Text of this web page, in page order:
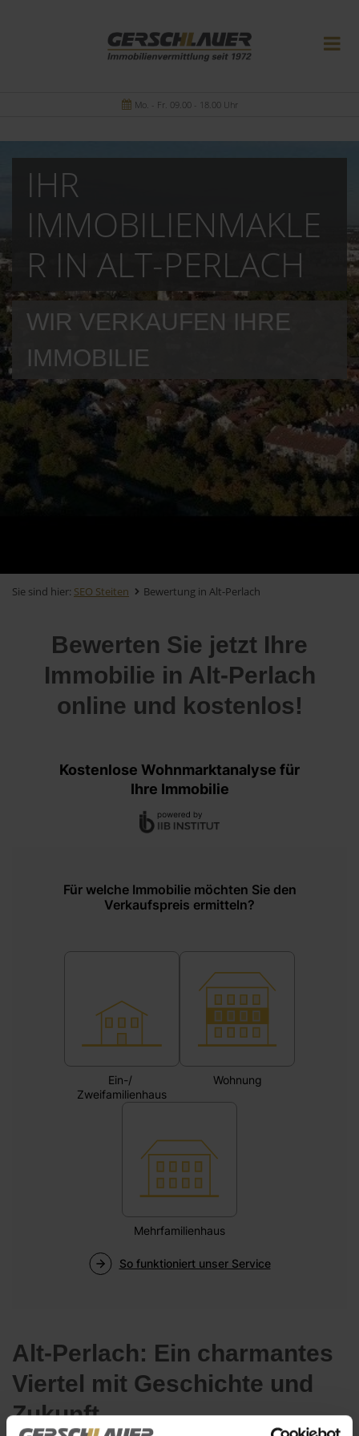
Mo. - Fr. 09.00 - 18.00 Uhr
IHR
IMMOBILIENMAKLE
R IN ALT-PERLACH
WIR VERKAUFEN IHRE
IMMOBILIE
Sie sind hier: SEO Steiten Bewertung in Alt-Perlach
Bewerten Sie jetzt Ihre
Immobilie in Alt-Perlach
online und kostenlos!
Alt-Perlach: Ein charmantes
Viertel mit Geschichte und
Zukunft